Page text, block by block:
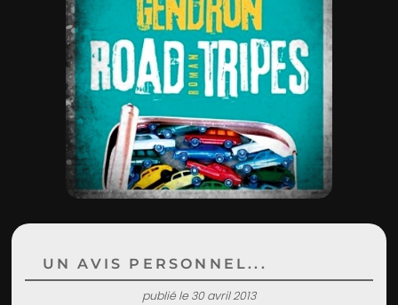
UN POLAR AU HASARD
UN AVIS PERSONNEL...
publié le 30 avril 2013